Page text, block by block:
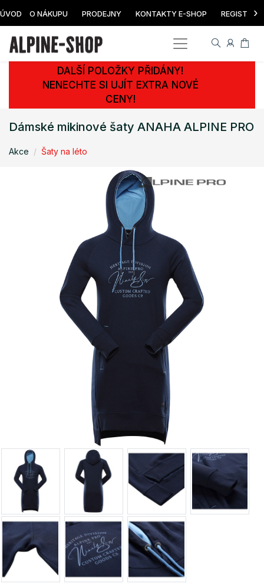
ÚVOD O NÁKUPU PRODEJNY KONTAKTY E-SHOP ›
DALŠÍ POLOŽKY PŘIDÁNY!
NENECHTE SI UJÍT EXTRA NOVÉ
CENY!
Dámské mikinové šaty ANAHA ALPINE PRO
Akce Šaty na léto